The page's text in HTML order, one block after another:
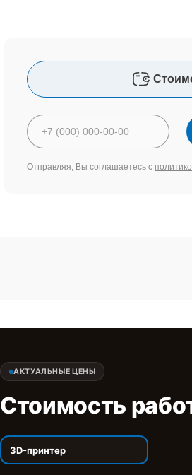
Отправляя, Вы соглашаетесь с
АКТУАЛЬНЫЕ ЦЕНЫ
Стоимость
3D-принтер